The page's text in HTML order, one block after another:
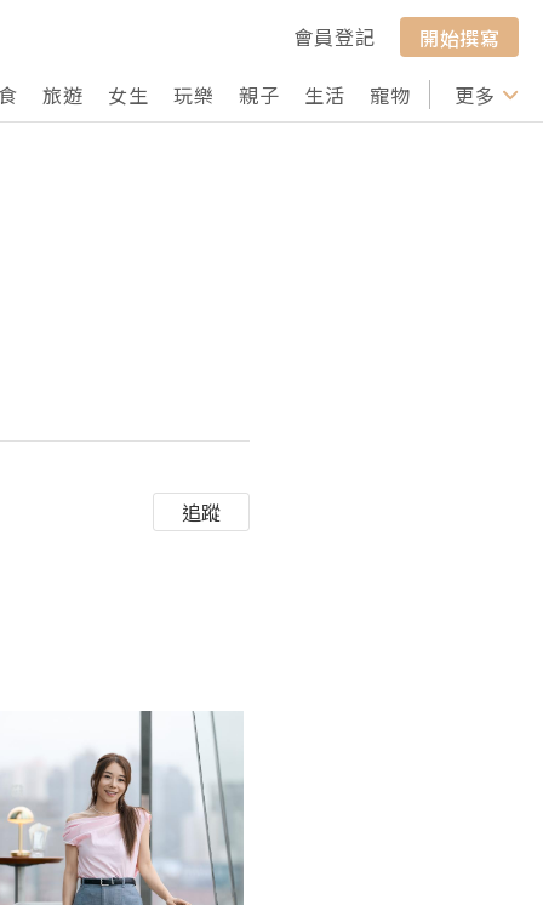
會員登記
開始撰寫
旅遊 女生 玩樂 親子 生活 寵物 行山 打卡
更多
追蹤